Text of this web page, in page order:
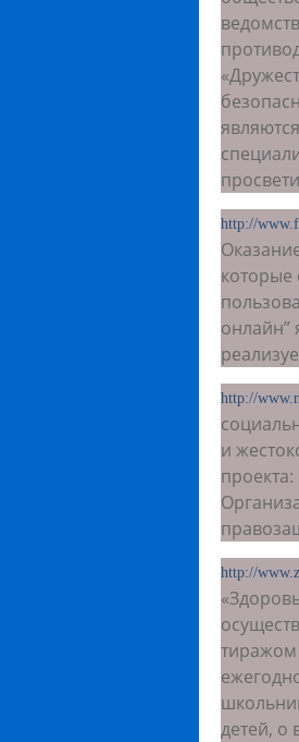
http://
которые
онлайн”
http://
и
http://
тиражом
детей, о